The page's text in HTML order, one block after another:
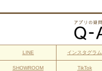
LINE インスタグラム
SHOWROOM TikTok